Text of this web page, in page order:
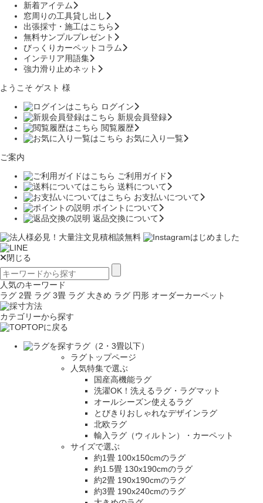
新着アイテム
窓周りの工具貸し出し
出張採寸・施工はこちら
無料サンプルプレゼント
びっくりカーペットコラム
インテリア用語集
強力滑り止めネット
ようこそ ゲスト 様
ログイン
新規会員登録
閲覧履歴
お気に入り一覧
ご案内
ご利用ガイド
送料について
お支払いについて
ポイントについて
返品交換について
閉じる
人気のキーワード
ラグ 2畳 ラグ 3畳 ラグ 大きめ ラグ 円形 オーダーカーペット
カテゴリーから探す
TOPに戻る
ラグ（2・3畳以下）
ラグトップページ
人気特集で選ぶ
国産高機能ラグ
洗濯OK！洗えるラグ・ラグマット
オールシーズン使えるラグ
とびきりおしゃれなデザインラグ
北欧ラグ
輸入ラグ（ウィルトン）・カーペット
サイズで選ぶ
約1畳 100x150cmのラグ
約1.5畳 130x190cmのラグ
約2畳 190x190cmのラグ
約3畳 190x240cmのラグ